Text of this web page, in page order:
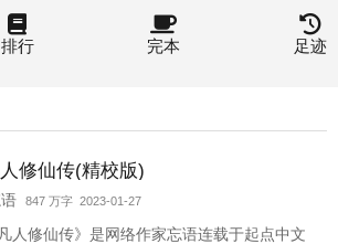
排行 完本 足迹
修仙传(精校版)
847 万字 2023-01-27
凡人修仙传》是网络作家忘语连载于起点中文